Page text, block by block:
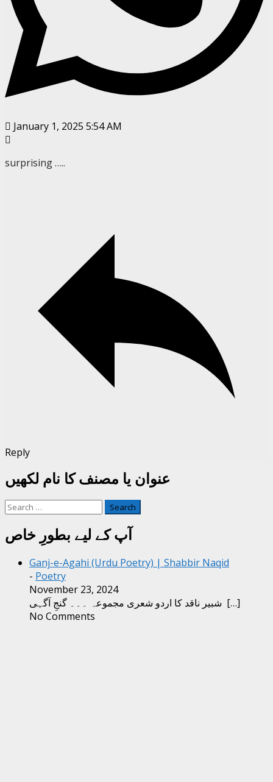
January 1, 2025 5:54 AM
surprising …..
Reply
عنوان یا مصنف کا نام لکھیں
Search
آپ کے لیے بطورِ خاص
Ganj-e-Agahi (Urdu Poetry) | Shabbir Naqid
- Poetry
November 23, 2024
[…]
No Comments